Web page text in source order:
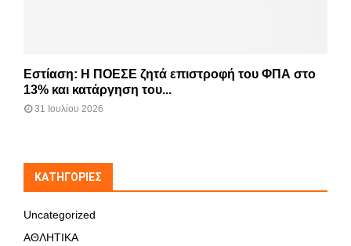
Εστίαση: Η ΠΟΕΣΕ ζητά επιστροφή του ΦΠΑ στο
13% και κατάργηση του...
31 Ιουλίου 2026
KΑΤΗΓΟΡΊΕΣ
Uncategorized
ΑΘΛΗΤΙΚΑ